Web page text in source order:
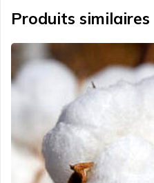
Produits similaires